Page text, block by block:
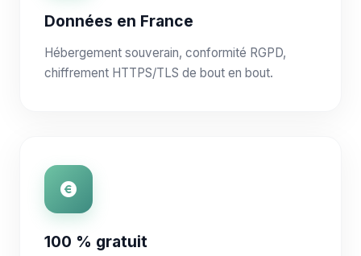
Données en France
Hébergement souverain, conformité RGPD,
chiffrement HTTPS/TLS de bout en bout.
100 % gratuit